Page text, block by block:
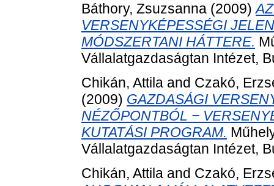
Báthory, Zsuzsanna (2009)
VERSENYKÉPESSÉGI
MÓDSZERTANI HÁTTERE.
Vállalatgazdaságtan Intézet,
Chikán, Attila and Czakó,
(2009) GAZDASÁGI
NÉZŐPONTBÓL −
KUTATÁSI PROGRAM.
Vállalatgazdaságtan Intézet,
Chikán, Attila and Czakó,